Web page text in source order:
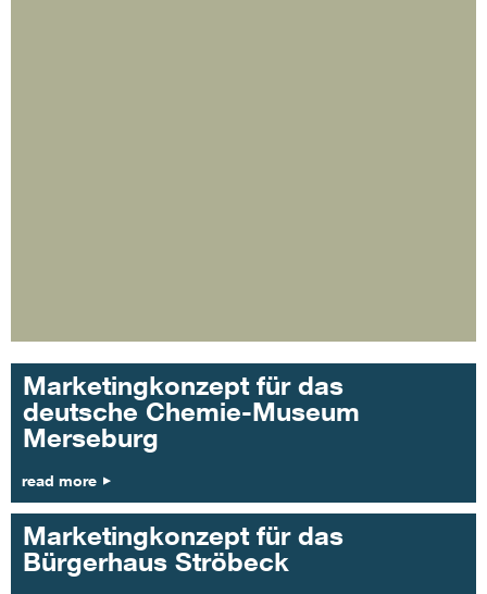
Marketingkonzept für das
deutsche Chemie-Museum
Merseburg
read more
Marketingkonzept für das
Bürgerhaus Ströbeck